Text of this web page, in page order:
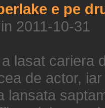
e pe
2011-10-31
lasat cariera
de actor,
lansata